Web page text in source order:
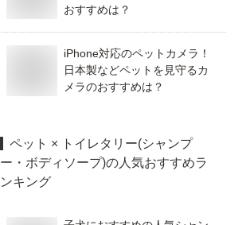
おすすめは？
iPhone対応のペットカメラ！
日本製などペットを見守るカ
メラのおすすめは？
ペット × トイレタリー(シャンプ
ー・ボディソープ)の人気おすすめラ
ンキング